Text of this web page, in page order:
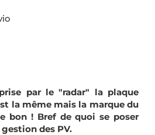
par le "radar" la plaque
la même mais la marque du
bon ! Bref de quoi se poser
des PV.